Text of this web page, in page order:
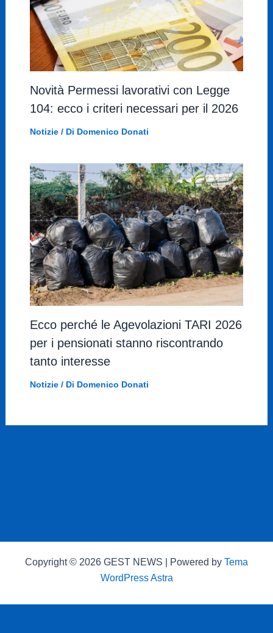
Novità Permessi lavorativi con Legge
104: ecco i criteri necessari per il 2026
Notizie/ Di Domenico Donati
Ecco perché le Agevolazioni TARI 2026
per i pensionati stanno riscontrando
tanto interesse
Notizie/ Di Domenico Donati
Copyright © 2026 GEST NEWS | Powered by Tema
WordPress Astra